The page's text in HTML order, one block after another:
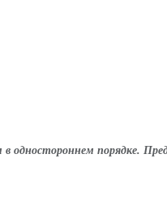
одностороннем порядке.